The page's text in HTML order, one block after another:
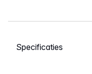
Selecteer een tabblad